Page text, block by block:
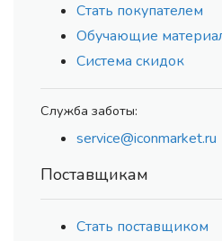
Стать покупателем
Обучающие
Система скидок
Служба заботы:
service@iconmarket.ru
Поставщикам
Стать поставщиком